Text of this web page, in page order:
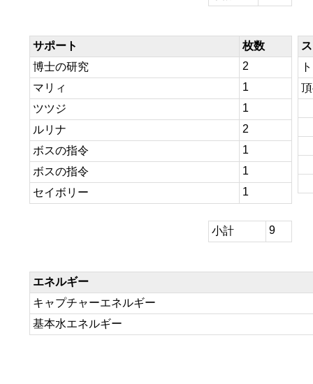
サポート
枚数
博士の研究
2
マリィ
1
ツツジ
1
ルリナ
2
ボスの指令
1
ボスの指令
1
セイボリー
1
小計 9
エネルギー
キャプチャーエネルギー
基本水エネルギー